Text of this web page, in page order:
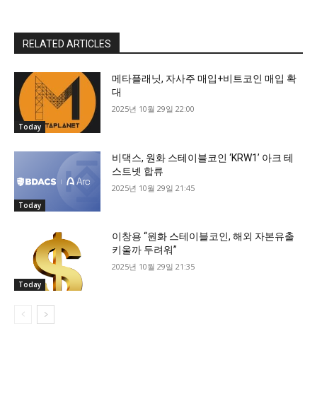
RELATED ARTICLES
Today
메타플래닛, 자사주 매입+비트코인 매입 확
대
2025년 10월 29일 22:00
Today
비댁스, 원화 스테이블코인 ‘KRW1’ 아크 테
스트넷 합류
2025년 10월 29일 21:45
Today
이창용 “원화 스테이블코인, 해외 자본유출
키울까 두려워”
2025년 10월 29일 21:35